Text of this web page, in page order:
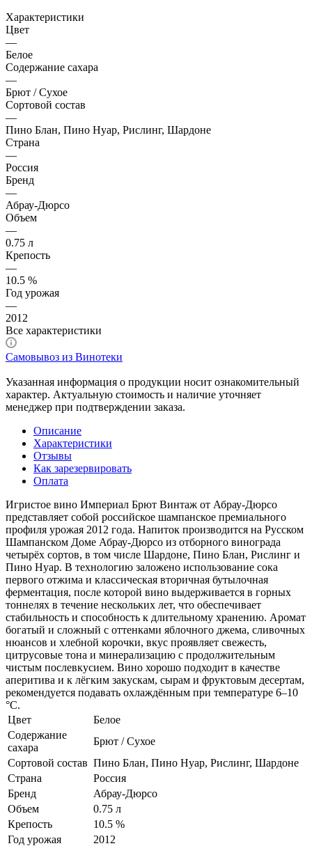
Характеристики
Цвет
—
Белое
Содержание сахара
—
Брют / Сухое
Сортовой состав
—
Пино Блан, Пино Нуар, Рислинг, Шардоне
Страна
—
Россия
Бренд
—
Абрау-Дюрсо
Объем
—
0.75 л
Крепость
—
10.5 %
Год урожая
—
2012
Все характеристики
Самовывоз из Винотеки
Указанная информация о продукции носит ознакомительный
характер. Актуальную стоимость и наличие уточняет
менеджер при подтверждении заказа.
Описание
Характеристики
Отзывы
Как зарезервировать
Оплата
Игристое вино Империал Брют Винтаж от Абрау-Дюрсо
представляет собой российское шампанское премиального
профиля урожая 2012 года. Напиток производится на Русском
Шампанском Доме Абрау-Дюрсо из отборного винограда
четырёх сортов, в том числе Шардоне, Пино Блан, Рислинг и
Пино Нуар. В технологию заложено использование сока
первого отжима и классическая вторичная бутылочная
ферментация, после которой вино выдерживается в горных
тоннелях в течение нескольких лет, что обеспечивает
стабильность и способность к длительному хранению. Аромат
богатый и сложный с оттенками яблочного джема, сливочных
нюансов и хлебной корочки, вкус проявляет свежесть,
цитрусовые тона и минерализацию с продолжительным
чистым послевкусием. Вино хорошо подходит в качестве
аперитива и к лёгким закускам, сырам и фруктовым десертам,
рекомендуется подавать охлаждённым при температуре 6–10
°С.
Цвет
Белое
Содержание
сахара
Брют / Сухое
Сортовой состав Пино Блан, Пино Нуар, Рислинг, Шардоне
Страна
Россия
Бренд
Абрау-Дюрсо
Объем
0.75 л
Крепость
10.5 %
Год урожая
2012